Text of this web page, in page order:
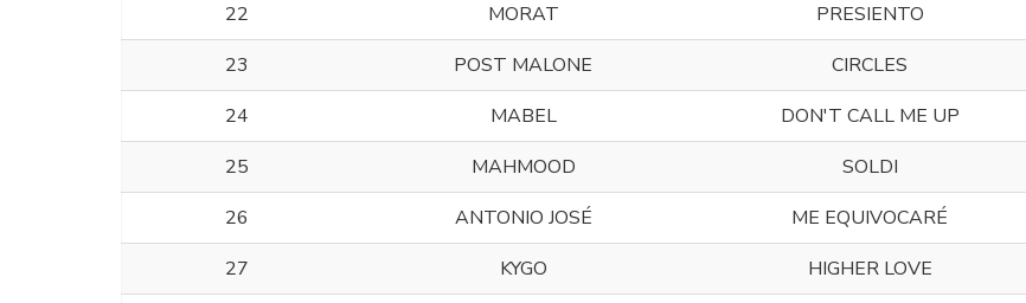
22
MORAT
PRESIENTO
23
POST MALONE
CIRCLES
24
MABEL
DON'T CALL ME UP
25
MAHMOOD
SOLDI
26
ANTONIO JOSÉ
ME EQUIVOCARÉ
27
KYGO
HIGHER LOVE